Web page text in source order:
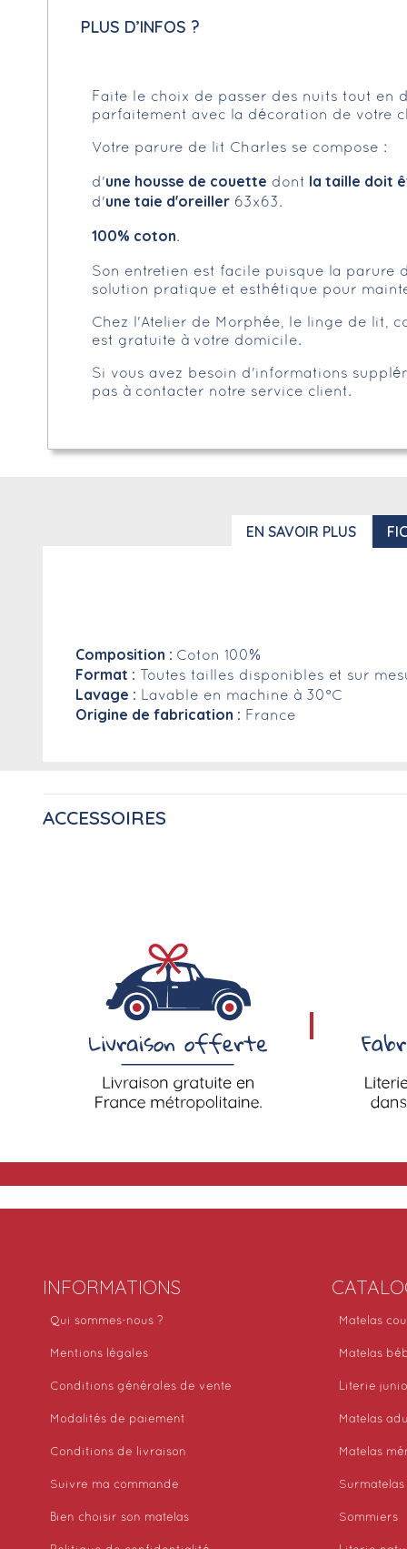
PLUS D’INFOS ?
Faite le choix de passer des nuits tout en
parfaitement avec la décoration de votre
Votre parure de lit Charles se compose :
d' une housse de couette dont la taille doit
d' une taie d'oreiller 63x63.
100% coton.
Son entretien est facile puisque la parure
solution pratique et esthétique pour
Chez l'Atelier de Morphée, le linge de lit,
est gratuite à votre domicile.
Si vous avez besoin d'informations
pas à contacter notre service client.
EN SAVOIR PLUS
Composition : Coton 100%
Format : Toutes tailles disponibles et sur
Lavage : Lavable en machine à 30°C
Origine de fabrication : France
ACCESSOIRES
INFORMATIONS
Qui sommes-nous ?
Mentions légales
Conditions générales de vente
Modalités de paiement
Conditions de livraison
Suivre ma commande
Bien choisir son matelas
Matelas
Matelas
Literie
Matelas
Matelas
Surmatelas
Sommiers